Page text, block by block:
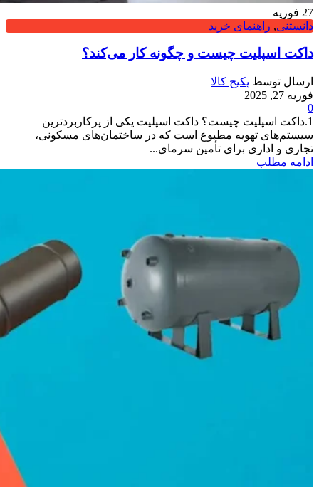
27 فوریه
دانستنی, راهنمای خرید
داکت اسپلیت چیست و چگونه کار می‌کند؟
ارسال توسط پکیج کالا
فوریه 27, 2025
0
1.داکت اسپلیت چیست؟ داکت اسپلیت یکی از پرکاربردترین
سیستم‌های تهویه مطبوع است که در ساختمان‌های مسکونی،
تجاری و اداری برای تأمین سرمای...
ادامه مطلب